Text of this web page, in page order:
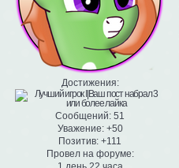
Достижения:
Сообщений: 51
Уважение: +50
Позитив: +111
Провел на форуме: